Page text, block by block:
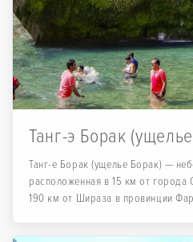
Танг-э Борак
Танг-е Борак (ущелье Борак) —
расположенная в 15 км от
190 км от Шираза в провинции